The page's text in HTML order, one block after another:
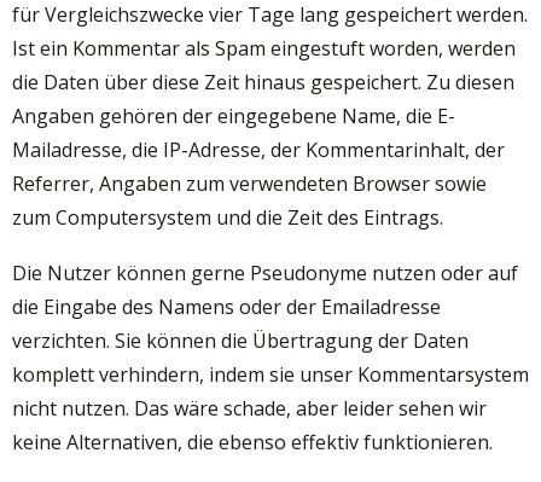
für Vergleichszwecke vier Tage lang gespeichert werden.
Ist ein Kommentar als Spam eingestuft worden, werden
die Daten über diese Zeit hinaus gespeichert. Zu diesen
Angaben gehören der eingegebene Name, die E-
Mailadresse, die IP-Adresse, der Kommentarinhalt, der
Referrer, Angaben zum verwendeten Browser sowie
zum Computersystem und die Zeit des Eintrags.
Die Nutzer können gerne Pseudonyme nutzen oder auf
die Eingabe des Namens oder der Emailadresse
verzichten. Sie können die Übertragung der Daten
komplett verhindern, indem sie unser Kommentarsystem
nicht nutzen. Das wäre schade, aber leider sehen wir
keine Alternativen, die ebenso effektiv funktionieren.